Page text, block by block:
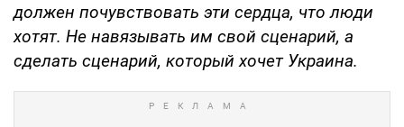
должен почувствовать эти сердца, что люди
хотят. Не навязывать им свой сценарий, а
сделать сценарий, который хочет Украина.